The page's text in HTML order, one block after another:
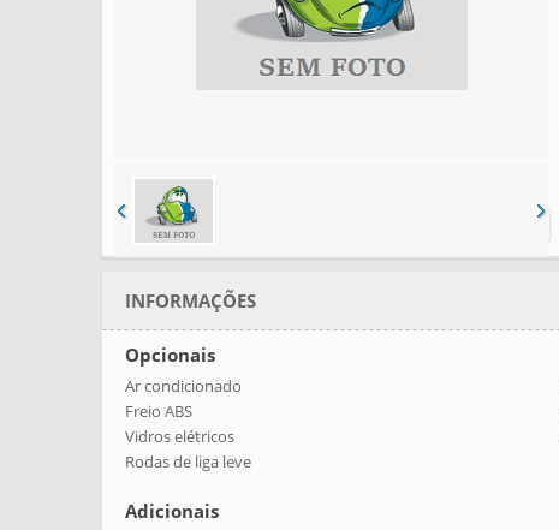
INFORMAÇÕES
Opcionais
Ar condicionado
Freio ABS
Vidros elétricos
Rodas de liga leve
Adicionais